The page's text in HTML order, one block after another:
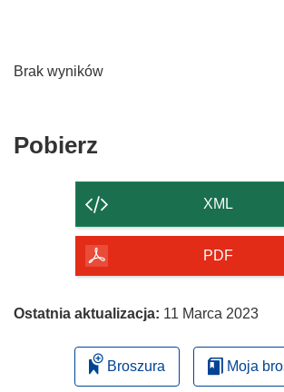
Brak wyników
Pobierz
strony
XML
PDF
Ostatnia aktualizacja: 11 Marca 2023
Broszura Moja